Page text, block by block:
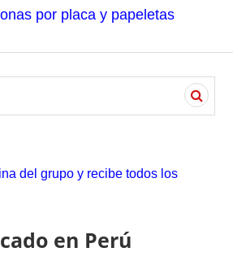
por placa y papeletas
del grupo y recibe todos los
en Perú